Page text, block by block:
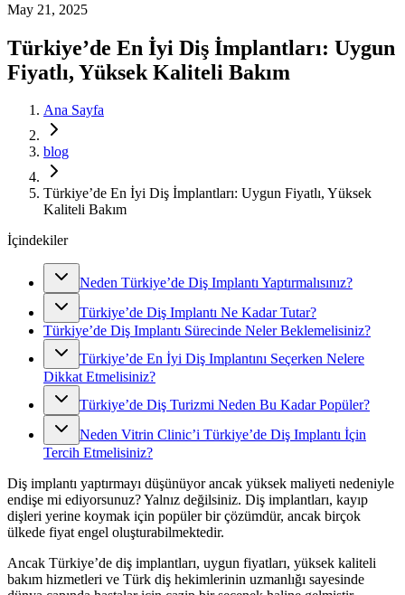
May 21, 2025
Türkiye’de En İyi Diş İmplantları: Uygun
Fiyatlı, Yüksek Kaliteli Bakım
Ana Sayfa
blog
Türkiye’de En İyi Diş İmplantları: Uygun Fiyatlı, Yüksek
Kaliteli Bakım
İçindekiler
Neden Türkiye’de Diş Implantı Yaptırmalısınız?
Türkiye’de Diş Implantı Ne Kadar Tutar?
Türkiye’de Diş Implantı Sürecinde Neler Beklemelisiniz?
Türkiye’de En İyi Diş Implantını Seçerken Nelere
Dikkat Etmelisiniz?
Türkiye’de Diş Turizmi Neden Bu Kadar Popüler?
Neden Vitrin Clinic’i Türkiye’de Diş Implantı İçin
Tercih Etmelisiniz?
Diş implantı yaptırmayı düşünüyor ancak yüksek maliyeti nedeniyle
endişe mi ediyorsunuz? Yalnız değilsiniz. Diş implantları, kayıp
dişleri yerine koymak için popüler bir çözümdür, ancak birçok
ülkede fiyat engel oluşturabilmektedir.
Ancak Türkiye’de diş implantları, uygun fiyatları, yüksek kaliteli
bakım hizmetleri ve Türk diş hekimlerinin uzmanlığı sayesinde